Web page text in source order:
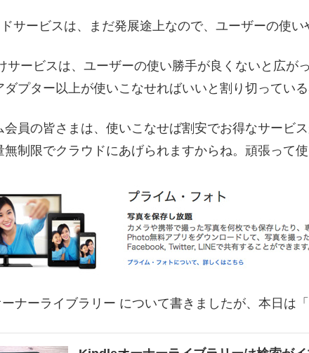
サービスは、まだ発展途上なので、ユーザーの使い
サービスは、ユーザーの使い勝手が良くないと広が
プター以上が使いこなせればいいと割り切っている
会員の皆さまは、使いこなせば割安でお得なサービ
無制限でクラウドにあげられますからね。頑張って使
ナーライブラリー について書きましたが、本日は